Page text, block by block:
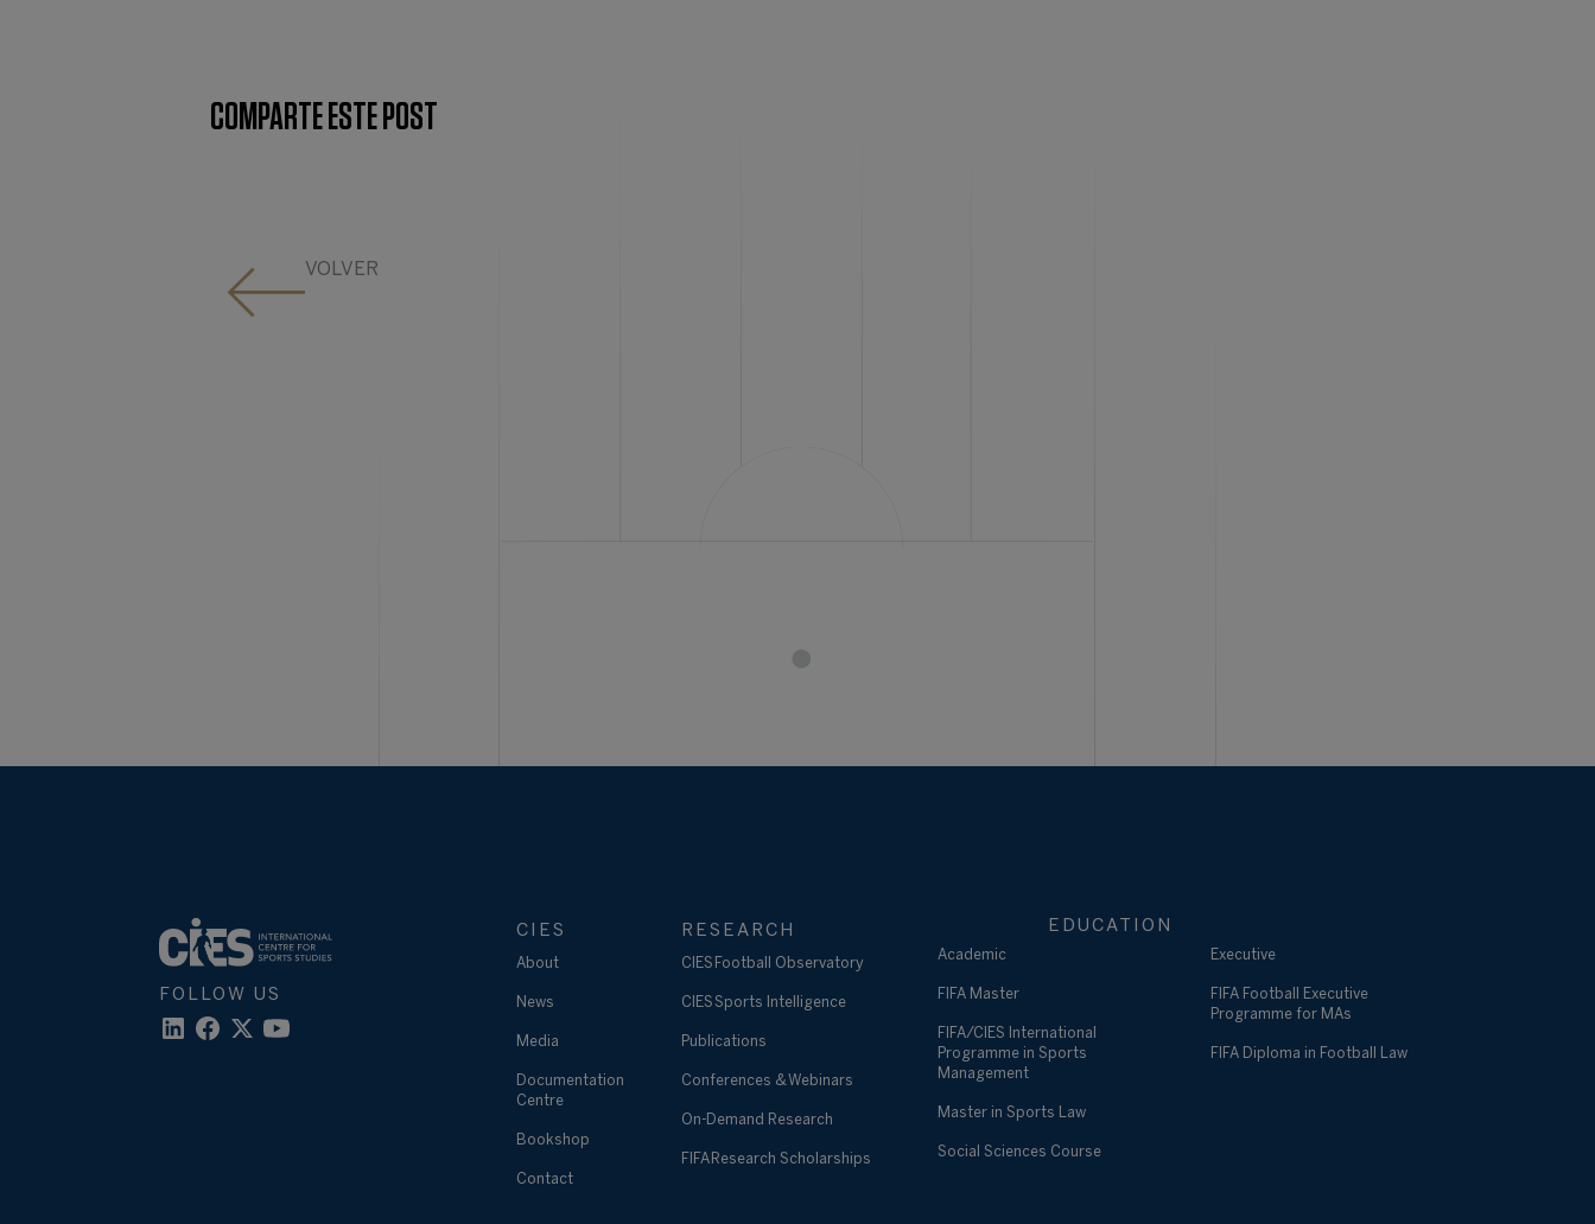
COMPARTE ESTE POST
VOLVER
FOLLOW US
CIES
About
News
Media
Documentation
Centre
Bookshop
Contact
RESEARCH
CIES Football Observatory
CIES Sports Intelligence
Publications
Conferences & Webinars
On-Demand Research
FIFA Research Scholarships
EDUCATION
Academic
FIFA Master
FIFA/CIES International
Programme in Sports
Management
Master in Sports Law
Social Sciences Course
Executive
FIFA Football Executive
Programme for MAs
FIFA Diploma in Football Law